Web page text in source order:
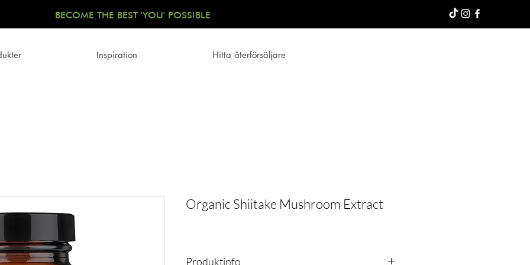
BECOME THE BEST 'YOU' POSSIBLE
Inspiration Hitta återförsäljare
Organic Shiitake Mushroom Extract
Produktinfo